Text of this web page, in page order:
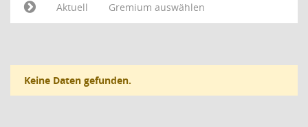
Aktuell
Gremium auswählen
Keine Daten gefunden.